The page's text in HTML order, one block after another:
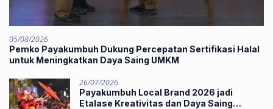
05/08/2026
Pemko Payakumbuh Dukung Percepatan Sertifikasi Halal
untuk Meningkatkan Daya Saing UMKM
26/07/2026
Payakumbuh Local Brand 2026 jadi
Etalase Kreativitas dan Daya Saing